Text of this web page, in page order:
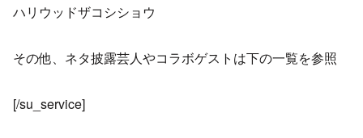
ハリウッドザコシショウ
その他、ネタ披露芸人やコラボゲストは下の一覧を参照
[/su_service]